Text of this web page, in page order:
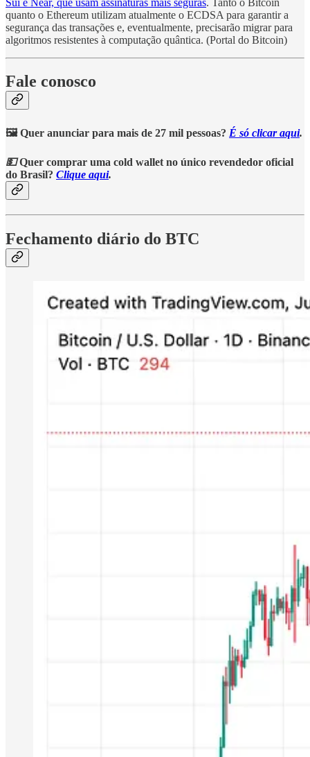
quanto o Ethereum utilizam atualmente o ECDSA para garantir a
segurança das transações e, eventualmente, precisarão migrar para
algoritmos resistentes à computação quântica. (Portal do Bitcoin)
Fale conosco
🖼️ Quer anunciar para mais de 27 mil pessoas? É só clicar aqui.
💵Quer comprar uma cold wallet no único revendedor oficial
do Brasil? Clique aqui.
Fechamento diário do BTC